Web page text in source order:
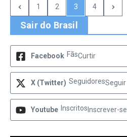
1 2 3 4
Sair do Brasil
Facebook FãsCurtir
X (Twitter) SeguidoresSeguir
Youtube Inscritos Inscrever-se